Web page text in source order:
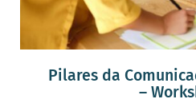
Pilares da
–